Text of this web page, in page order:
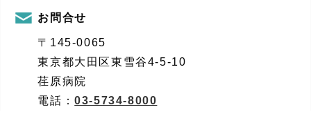
お問合せ
〒145-0065
東京都大田区東雪谷4-5-10
荏原病院
電話：03-5734-8000